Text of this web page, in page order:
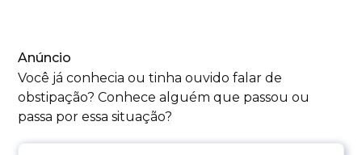
Anúncio
Você já conhecia ou tinha ouvido falar de
obstipação? Conhece alguém que passou ou
passa por essa situação?